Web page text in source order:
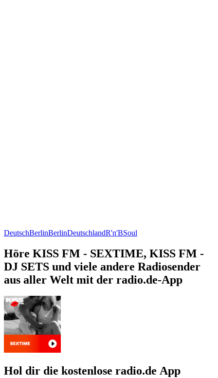
DeutschBerlinBerlinDeutschlandR'n'BSoul
Höre KISS FM - SEXTIME, KISS FM -
DJ SETS und viele andere Radiosender
aus aller Welt mit der radio.de-App
Hol dir die kostenlose radio.de App